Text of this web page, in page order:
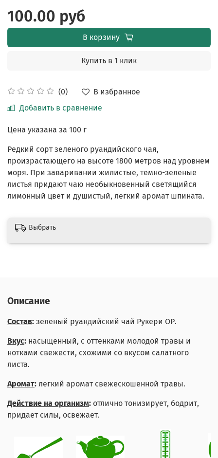
(0)
В избранное
Добавить в сравнение
100.00 руб
В корзину
Купить в 1 клик
Цена указана за 100 г
Редкий сорт зеленого руандийского чая,
произрастающего на высоте 1800 метров над уровнем
моря. При заваривании жилистые, темно-зеленые
листья придают чаю необыкновенный светящийся
лимонный цвет и душистый, легкий аромат шпината.
Выбрать
Описание
Состав: зеленый руандийский чай Рукери ОР.
Вкус: насыщенный, с оттенками молодой травы и
нотками свежести, схожими со вкусом салатного
листа.
Аромат: легкий аромат свежескошенной травы.
Действие на организм: отлично тонизирует, бодрит,
придает силы, освежает.